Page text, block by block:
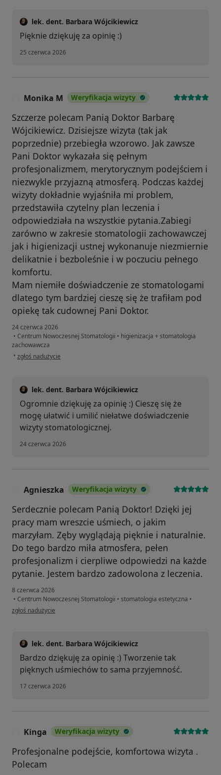
lek. dent. Barbara Wójcikiewicz
Pięknie dziękuję za opinię :)
25 czerwca 2026
Monika M Weryfikacja wizyty
Szczerze polecam Panią Doktor Barbarę
Wójcikiewicz. Dzisiejsze wizyta (tak jak
poprzednie) przebiegła wzorowo. Jak zawsze
Pani Doktor wykazała się pełnym
profesjonalizmem, merytorycznym podejściem i
niezwykle przyjazną atmosferą. Podczas każdej
wizyty dokładnie wyjaśniła mi problem,
przedstawiła czytelny plan leczenia i
odpowiedziała na wszystkie pytania.Zabiegi
zarówno w zakresie stomatologii zachowawczej
jak i higienizacji ustnej wykonanuje niezmiernie
delikatnie i bezboleśnie i w poczuciu pełnego
komfortu.
Mam niemiłe doświadczenie ze stomatologami
dlatego tym bardziej cieszę się że trafiłam pod
opiekę tak cudownej Pani Doktor.
24 czerwca 2026
• Centrum Nowoczesnej Stomatologii • higienizacja + stomatologia
zachowawcza
• w opinii użytkownika Monika M
zgłoś nadużycie
lek. dent. Barbara Wójcikiewicz
Ogromnie dziękuję za opinię :) Cieszę się że
mogę ułatwić i umilić niełatwe doświadczenie
wizyty stomatologicznej.
24 czerwca 2026
Agnieszka Weryfikacja wizyty
Serdecznie polecam Panią Doktor! Dzięki jej
pracy mam wreszcie uśmiech, o jakim
marzyłam. Zęby wyglądają pięknie i naturalnie.
Do tego bardzo miła atmosfera, pełen
profesjonalizm i cierpliwe odpowiedzi na każde
pytanie. Jestem bardzo zadowolona z leczenia.
8 czerwca 2026
• Centrum Nowoczesnej Stomatologii • stomatologia estetyczna •
w opinii użytkownika Agnieszka
zgłoś nadużycie
lek. dent. Barbara Wójcikiewicz
Bardzo dziękuję za opinię :) Tworzenie tak
pięknych uśmiechów to sama przyjemność.
17 czerwca 2026
Kinga Weryfikacja wizyty
Profesjonalne podejście, komfortowa wizyta .
Polecam